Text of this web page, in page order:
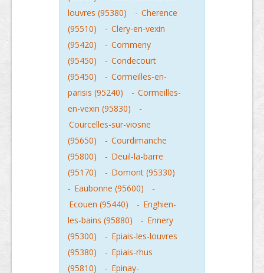
louvres (95380)
- Cherence
(95510)
- Clery-en-vexin
(95420)
- Commeny
(95450)
- Condecourt
(95450)
- Cormeilles-en-
parisis (95240)
- Cormeilles-
en-vexin (95830)
-
Courcelles-sur-viosne
(95650)
- Courdimanche
(95800)
- Deuil-la-barre
(95170)
- Domont (95330)
- Eaubonne (95600)
-
Ecouen (95440)
- Enghien-
les-bains (95880)
- Ennery
(95300)
- Epiais-les-louvres
(95380)
- Epiais-rhus
(95810)
- Epinay-